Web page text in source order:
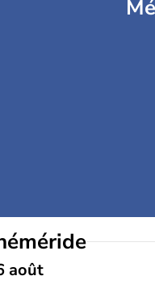
août